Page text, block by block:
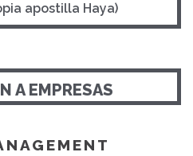
apostilla Haya)
A EMPRESAS